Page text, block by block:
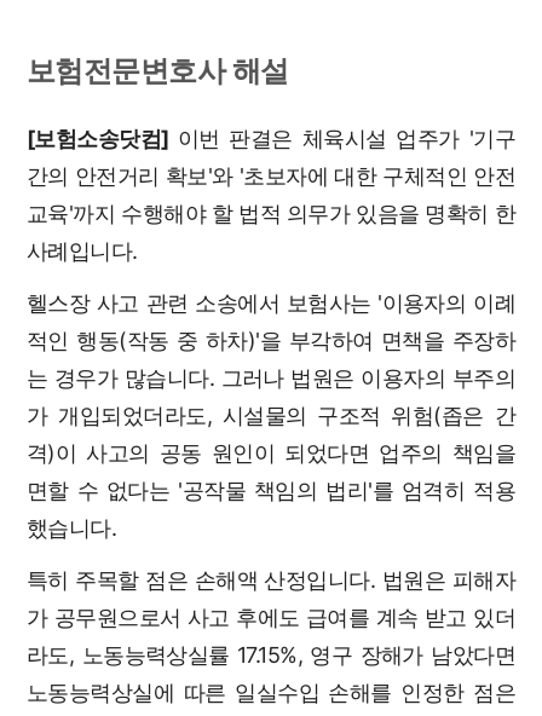
보험전문변호사 해설
[보험소송닷컴] 이번 판결은 체육시설 업주가 '기구
간의 안전거리 확보'와 '초보자에 대한 구체적인 안전
교육'까지 수행해야 할 법적 의무가 있음을 명확히 한
사례입니다.
헬스장 사고 관련 소송에서 보험사는 '이용자의 이례
적인 행동(작동 중 하차)'을 부각하여 면책을 주장하
는 경우가 많습니다. 그러나 법원은 이용자의 부주의
가 개입되었더라도, 시설물의 구조적 위험(좁은 간
격)이 사고의 공동 원인이 되었다면 업주의 책임을
면할 수 없다는 '공작물 책임의 법리'를 엄격히 적용
했습니다.
특히 주목할 점은 손해액 산정입니다. 법원은 피해자
가 공무원으로서 사고 후에도 급여를 계속 받고 있더
라도, 노동능력상실률 17.15%, 영구 장해가 남았다면
노동능력상실에 따른 일실수입 손해를 인정한 점은